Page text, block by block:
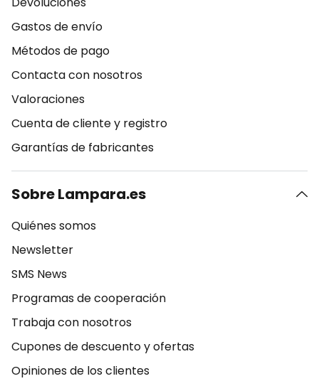
Gastos de envío
Métodos de pago
Contacta con nosotros
Valoraciones
Cuenta de cliente y registro
Garantías de fabricantes
Sobre Lampara.es
Quiénes somos
Newsletter
SMS News
Programas de cooperación
Trabaja con nosotros
Cupones de descuento y ofertas
Opiniones de los clientes